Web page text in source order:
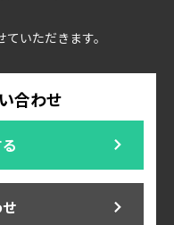
いただきます。
合わせ